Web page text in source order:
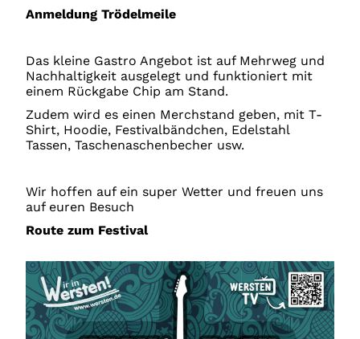
Anmeldung Trödelmeile
Das kleine Gastro Angebot ist auf Mehrweg und
Nachhaltigkeit ausgelegt und funktioniert mit
einem Rückgabe Chip am Stand.
Zudem wird es einen Merchstand geben, mit T-
Shirt, Hoodie, Festivalbändchen, Edelstahl
Tassen, Taschenaschenbecher usw.
Wir hoffen auf ein super Wetter und freuen uns
auf euren Besuch
Route zum Festival